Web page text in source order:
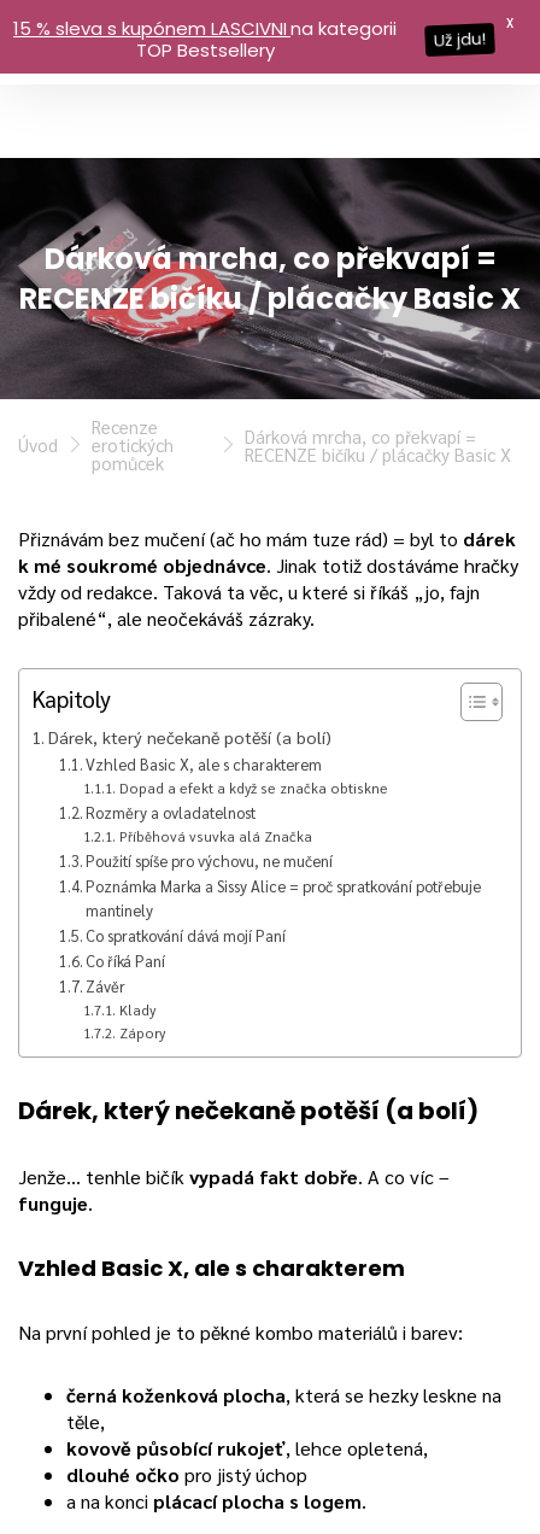
Dárková mrcha, co překvapí =
RECENZE bičíku / plácačky Basic X
Úvod
Recenze
erotických
pomůcek
Dárková mrcha, co překvapí =
RECENZE bičíku / plácačky Basic X
Přiznávám bez mučení (ač ho mám tuze rád) = byl to dárek
k mé soukromé objednávce. Jinak totiž dostáváme hračky
vždy od redakce. Taková ta věc, u které si říkáš „jo, fajn
přibalené“, ale neočekáváš zázraky.
Kapitoly
Dárek, který nečekaně potěší (a bolí)
Vzhled Basic X, ale s charakterem
Dopad a efekt a když se značka obtiskne
Rozměry a ovladatelnost
Příběhová vsuvka alá Značka
Použití spíše pro výchovu, ne mučení
Poznámka Marka a Sissy Alice = proč spratkování potřebuje
mantinely
Co spratkování dává mojí Paní
Co říká Paní
Závěr
Klady
Zápory
Dárek, který nečekaně potěší (a bolí)
Jenže… tenhle bičík vypadá fakt dobře. A co víc –
funguje.
Vzhled Basic X, ale s charakterem
Na první pohled je to pěkné kombo materiálů i barev:
černá koženková plocha, která se hezky leskne na
těle,
kovově působící rukojeť, lehce opletená,
dlouhé očko pro jistý úchop
a na konci plácací plocha s logem.
15 % sleva s kupónem LASCIVNIna kategorii
TOP Bestsellery
Už jdu!
X